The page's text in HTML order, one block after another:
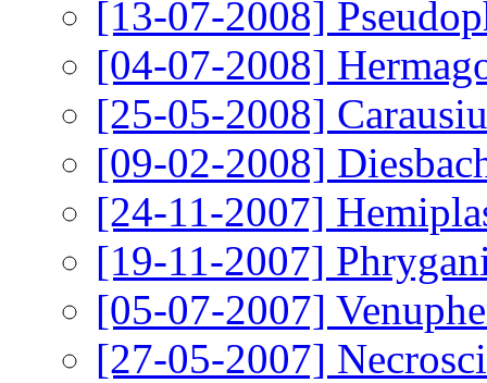
[13-07-2008]
[04-07-2008]
[25-05-2008]
[09-02-2008]
[24-11-2007]
[19-11-2007]
[05-07-2007]
[27-05-2007]